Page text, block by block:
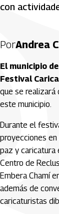
con
PorAndrea
El municipio
Festival
que se
este municipio.
Durante el
proyecciones
paz y caricatura
Centro de
Embera Chamí
además de
caricaturistas